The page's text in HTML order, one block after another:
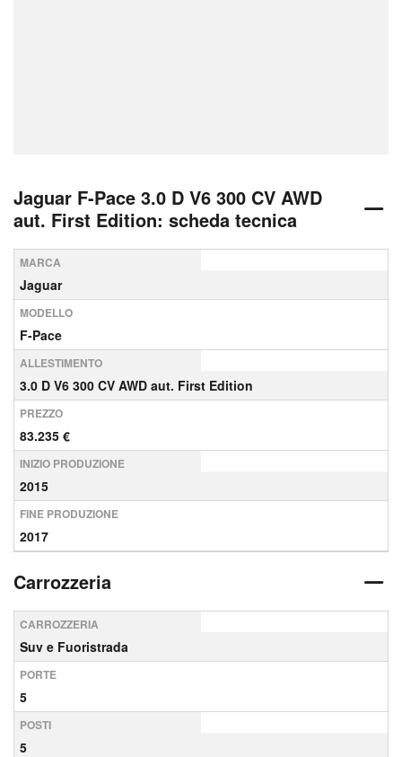
Jaguar F-Pace 3.0 D V6 300 CV AWD
aut. First Edition: scheda tecnica
MARCA
Jaguar
MODELLO
F-Pace
ALLESTIMENTO
3.0 D V6 300 CV AWD aut. First Edition
PREZZO
83.235 €
INIZIO PRODUZIONE
2015
FINE PRODUZIONE
2017
Carrozzeria
CARROZZERIA
Suv e Fuoristrada
PORTE
5
POSTI
5